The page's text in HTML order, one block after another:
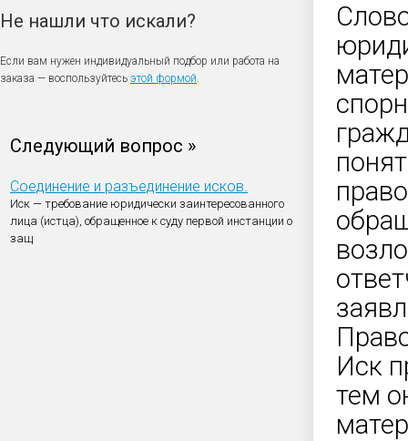
Не нашли что искали?
Если вам нужен индивидуальный подбор или работа на
заказа — воспользуйтесь этой формой.
Следующий вопрос »
Соединение и разъединение исков.
Иск — требование юридически заинтересованного
лица (истца), обращенное к суду первой инстанции о
защ
Иск
тем